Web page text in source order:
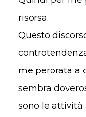
risorsa.
Questo
me perorata a
sembra
sono le attività